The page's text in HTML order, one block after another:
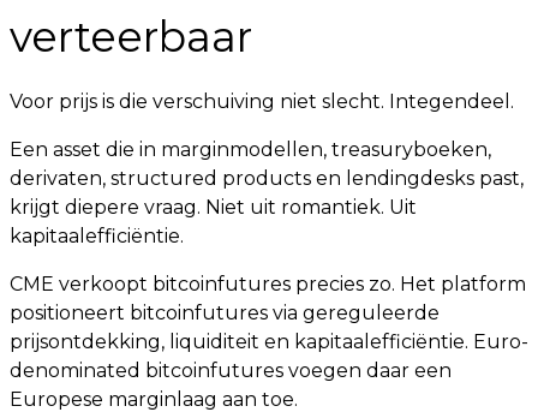
verteerbaar
Voor prijs is die verschuiving niet slecht. Integendeel.
Een asset die in marginmodellen, treasuryboeken,
derivaten, structured products en lendingdesks past,
krijgt diepere vraag. Niet uit romantiek. Uit
kapitaalefficiëntie.
CME verkoopt bitcoinfutures precies zo. Het platform
positioneert bitcoinfutures via gereguleerde
prijsontdekking, liquiditeit en kapitaalefficiëntie. Euro-
denominated bitcoinfutures voegen daar een
Europese marginlaag aan toe.